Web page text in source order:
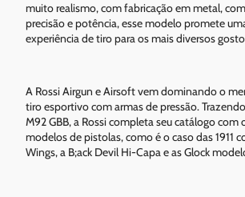
muito realismo, com fabricação em metal,
precisão e potência, esse modelo promete
experiência de tiro para os mais diversos
A Rossi Airgun e Airsoft vem dominando o
tiro esportivo com armas de pressão.
M92 GBB, a Rossi completa seu catálogo com
modelos de pistolas, como é o caso das 1911
Wings, a B;ack Devil Hi-Capa e as Glock